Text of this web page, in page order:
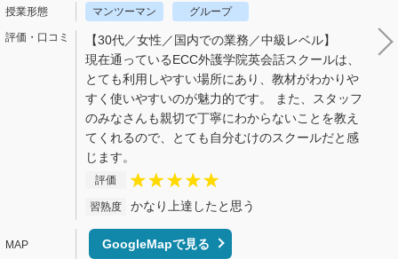
マンツーマン グループ
【30代／女性／国内での業務／中級レベル】
現在通っているECC外護学院英会話スクールは、
とても利用しやすい場所にあり、教材がわかりや
すく使いやすいのが魅力的です。 また、スタッフ
のみなさんも親切で丁寧にわからないことを教え
てくれるので、とても自分むけのスクールだと感
じます。
評価
習熟度 かなり上達したと思う
GoogleMapで見る